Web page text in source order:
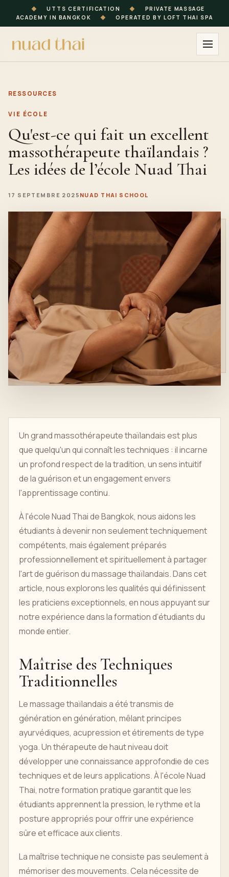
◆ UTTS CERTIFICATION ◆
PRIVATE MASSAGE
ACADEMY IN BANGKOK
◆ OPERATED BY LOFT THAI SPA
RESSOURCES
VIE ÉCOLE
Qu'est-ce qui fait un excellent
massothérapeute thaïlandais ?
Les idées de l’école Nuad Thai
17 SEPTEMBRE 2025 NUAD THAI SCHOOL
Un grand massothérapeute thaïlandais est plus
que quelqu'un qui connaît les techniques : il incarne
un profond respect de la tradition, un sens intuitif
de la guérison et un engagement envers
l'apprentissage continu.
À l'école Nuad Thai de Bangkok, nous aidons les
étudiants à devenir non seulement techniquement
compétents, mais également préparés
professionnellement et spirituellement à partager
l'art de guérison du massage thaïlandais. Dans cet
article, nous explorons les qualités qui définissent
les praticiens exceptionnels, en nous appuyant sur
notre expérience dans la formation d’étudiants du
monde entier.
Maîtrise des Techniques
Traditionnelles
Le massage thaïlandais a été transmis de
génération en génération, mêlant principes
ayurvédiques, acupression et étirements de type
yoga. Un thérapeute de haut niveau doit
développer une connaissance approfondie de ces
techniques et de leurs applications. À l'école Nuad
Thai, notre formation pratique garantit que les
étudiants apprennent la pression, le rythme et la
posture appropriés pour offrir une expérience
sûre et efficace aux clients.
La maîtrise technique ne consiste pas seulement à
mémoriser des mouvements. Cela nécessite de